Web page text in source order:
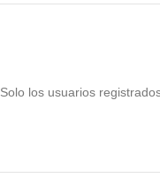
Solo los usuarios